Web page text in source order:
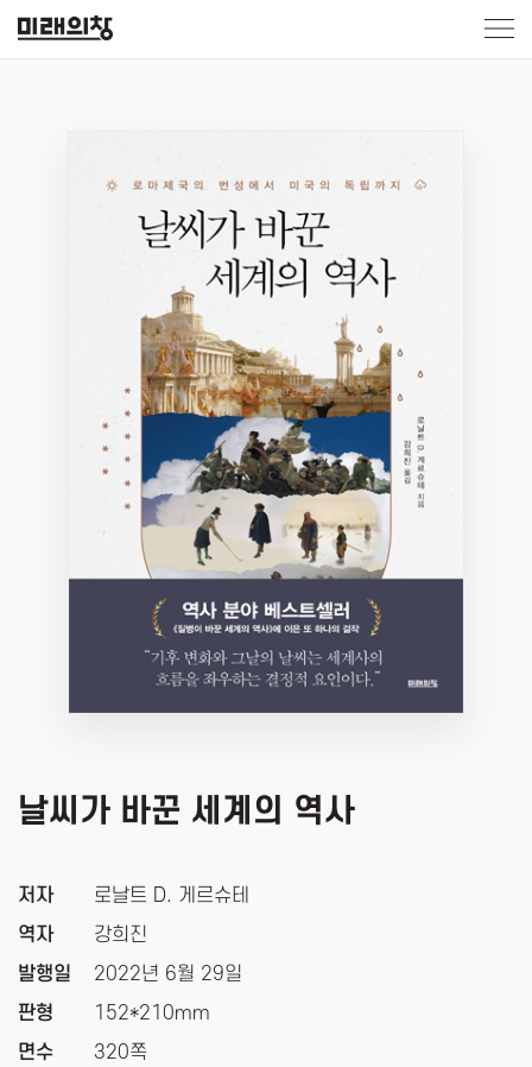
날씨가 바꾼 세계의 역사
저자
역자
발행일
판형
면수
로날트 D. 게르슈테
강희진
2022년 6월 29일
152*210mm
320쪽